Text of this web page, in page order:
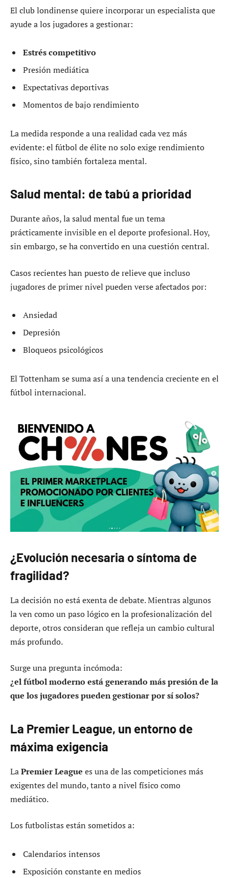
El club londinense quiere incorporar un especialista que
ayude a los jugadores a gestionar:
Estrés competitivo
Presión mediática
Expectativas deportivas
Momentos de bajo rendimiento
La medida responde a una realidad cada vez más
evidente: el fútbol de élite no solo exige rendimiento
físico, sino también fortaleza mental.
Salud mental: de tabú a prioridad
Durante años, la salud mental fue un tema
prácticamente invisible en el deporte profesional. Hoy,
sin embargo, se ha convertido en una cuestión central.
Casos recientes han puesto de relieve que incluso
jugadores de primer nivel pueden verse afectados por:
Ansiedad
Depresión
Bloqueos psicológicos
El Tottenham se suma así a una tendencia creciente en el
fútbol internacional.
¿Evolución necesaria o síntoma de
fragilidad?
La decisión no está exenta de debate. Mientras algunos
la ven como un paso lógico en la profesionalización del
deporte, otros consideran que refleja un cambio cultural
más profundo.
Surge una pregunta incómoda:
¿el fútbol moderno está generando más presión de la
que los jugadores pueden gestionar por sí solos?
La Premier League, un entorno de
máxima exigencia
LaPremier League es una de las competiciones más
exigentes del mundo, tanto a nivel físico como
mediático.
Los futbolistas están sometidos a:
Calendarios intensos
Exposición constante en medios